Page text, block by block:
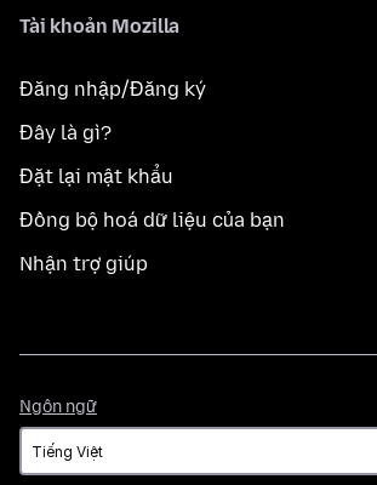
Tài khoản Mozilla
Đăng nhập/Đăng ký
Đây là gì?
Đặt lại mật khẩu
Đồng bộ hoá dữ liệu của bạn
Nhận trợ giúp
Ngôn ngữ
ngữ